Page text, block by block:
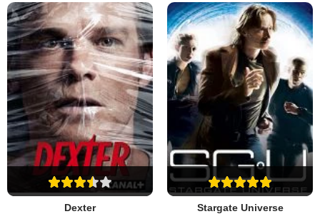
Dexter Stargate Universe